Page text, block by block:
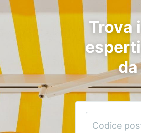
Automazione
Bioedilizia
Condizionatori
Domotica
Edilizia
Elettricisti
Trova